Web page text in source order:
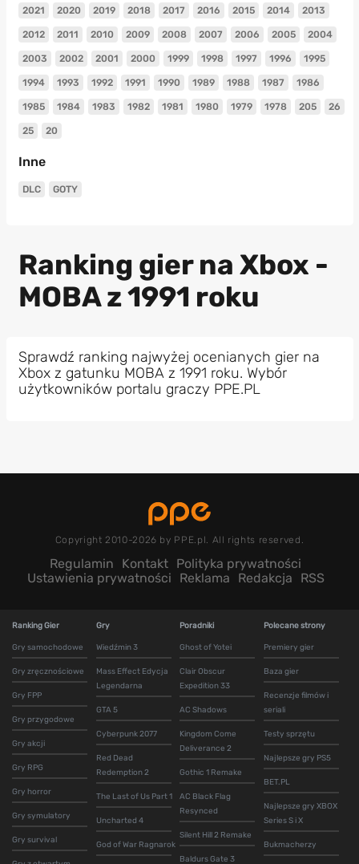
2021 2020 2019 2018 2017 2016 2015 2014 2013
2012 2011 2010 2009 2008 2007 2006 2005 2004
2003 2002 2001 2000 1999 1998 1997 1996 1995
1994 1993 1992 1991 1990 1989 1988 1987 1986
1985 1984 1983 1982 1981 1980 1979 1978 205 26
25 20
Inne
DLC GOTY
Ranking gier na Xbox -
MOBA z 1991 roku
Sprawdź ranking najwyżej ocenianych gier na
Xbox z gatunku MOBA z 1991 roku. Wybór
użytkowników portalu graczy PPE.PL
Copyright 2010-2026 by PPE.pl. All rights reserved.
Regulamin Kontakt Polityka prywatności
Ustawienia prywatności
Reklama Redakcja RSS
Ranking Gier
Gry samochodowe
Gry zręcznościowe
Gry FPP
Gry przygodowe
Gry akcji
Gry RPG
Gry horror
Gry symulatory
Gry survival
Gry
Wiedźmin 3
Mass Effect Edycja
Legendarna
GTA 5
Cyberpunk 2077
Red Dead
Redemption 2
The Last of Us Part 1
Uncharted 4
God of War Ragnarok
Poradniki
Ghost of Yotei
Clair Obscur
Expedition 33
AC Shadows
Kingdom Come
Deliverance 2
Gothic 1 Remake
AC Black Flag
Resynced
Silent Hill 2 Remake
Baldurs Gate 3
Polecane strony
Premiery gier
Baza gier
Recenzje filmów i
seriali
Testy sprzętu
Najlepsze gry PS5
BET.PL
Najlepsze gry XBOX
Series S i X
Bukmacherzy